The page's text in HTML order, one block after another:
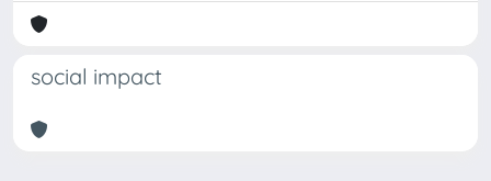
social impact